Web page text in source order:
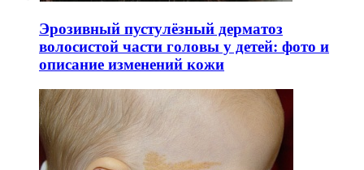
Эрозивный пустулёзный дерматоз
волосистой части головы у детей: фото и
описание изменений кожи